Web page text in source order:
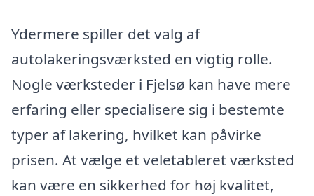
Ydermere spiller det valg af
autolakeringsværksted en vigtig rolle.
Nogle værksteder i Fjelsø kan have mere
erfaring eller specialisere sig i bestemte
typer af lakering, hvilket kan påvirke
prisen. At vælge et veletableret værksted
kan være en sikkerhed for høj kvalitet,